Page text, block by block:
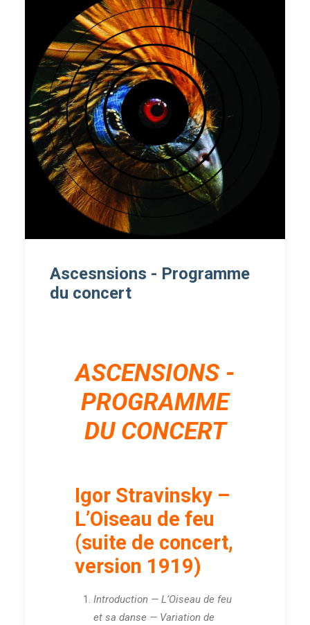
Ascesnsions - Programme
du concert
ASCENSIONS -
PROGRAMME
DU CONCERT
Igor Stravinsky –
L’Oiseau de feu
(suite de concert,
version 1919)
Introduction — L’Oiseau de feu
et sa danse — Variation de